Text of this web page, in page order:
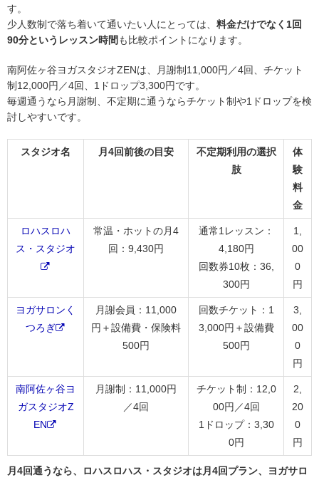
す。
少人数制で落ち着いて通いたい人にとっては、 料金だけでなく1回
90分というレッスン時間 も比較ポイントになります。
南阿佐ヶ谷ヨガスタジオZENは、月謝制11,000円／4回、チケット
制12,000円／4回、1ドロップ3,300円です。
毎週通うなら月謝制、不定期に通うならチケット制や1ドロップを検
討しやすいです。
スタジオ名 月4回前後の目安
不定期利用の選択
肢
体
験
料
金
ロハスロハ
ス・スタジオ
常温・ホットの月4
回：9,430円
通常1レッスン：
4,180円
回数券10枚：36,
300円
1,
00
0
円
ヨガサロンく
つろぎ
月謝会員：11,000
円＋設備費・保険料
500円
回数チケット：1
3,000円＋設備費
500円
3,
00
0
円
南阿佐ヶ谷ヨ
ガスタジオZ
EN
月謝制：11,000円
／4回
チケット制：12,0
00円／4回
1ドロップ：3,30
0円
2,
20
0
円
月4回通うなら、ロハスロハス・スタジオは月4回プラン、ヨガサロ